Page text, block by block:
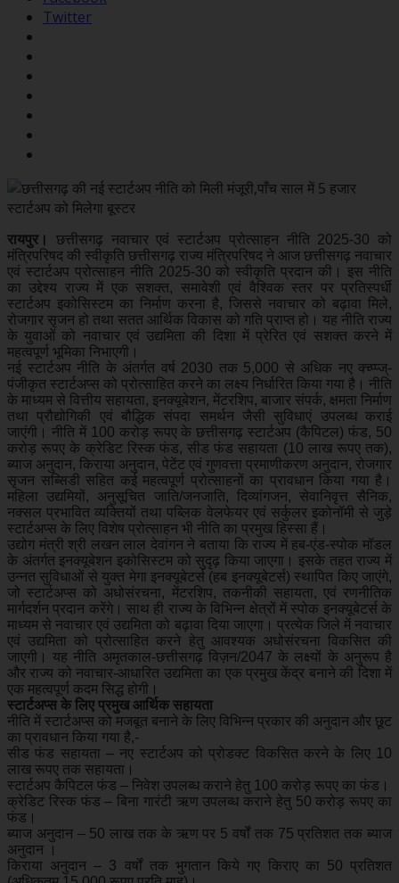
Twitter
रायपुर।
छत्तीसगढ़ नवाचार एवं स्टार्टअप प्रोत्साहन नीति 2025-30 को
मंत्रिपरिषद की स्वीकृति छत्तीसगढ़ राज्य मंत्रिपरिषद ने आज छत्तीसगढ़ नवाचार
एवं स्टार्टअप प्रोत्साहन नीति 2025-30 को स्वीकृति प्रदान की। इस नीति
का उद्देश्य राज्य में एक सशक्त, समावेशी एवं वैश्विक स्तर पर प्रतिस्पर्धी
स्टार्टअप इकोसिस्टम का निर्माण करना है, जिससे नवाचार को बढ़ावा मिले,
रोजगार सृजन हो तथा सतत आर्थिक विकास को गति प्राप्त हो। यह नीति राज्य
के युवाओं को नवाचार एवं उद्यमिता की दिशा में प्रेरित एवं सशक्त करने में
महत्वपूर्ण भूमिका निभाएगी।
नई स्टार्टअप नीति के अंतर्गत वर्ष 2030 तक 5,000 से अधिक नए क्च्प्प्ज्-
पंजीकृत स्टार्टअप्स को प्रोत्साहित करने का लक्ष्य निर्धारित किया गया है। नीति
के माध्यम से वित्तीय सहायता, इनक्यूबेशन, मेंटरशिप, बाजार संपर्क, क्षमता निर्माण
तथा प्रौद्योगिकी एवं बौद्धिक संपदा समर्थन जैसी सुविधाएं उपलब्ध कराई
जाएंगी। नीति में 100 करोड़ रूपए के छत्तीसगढ़ स्टार्टअप (कैपिटल) फंड, 50
करोड़ रूपए के क्रेडिट रिस्क फंड, सीड फंड सहायता (10 लाख रूपए तक),
ब्याज अनुदान, किराया अनुदान, पेटेंट एवं गुणवत्ता प्रमाणीकरण अनुदान, रोजगार
सृजन सब्सिडी सहित कई महत्वपूर्ण प्रोत्साहनों का प्रावधान किया गया है।
महिला उद्यमियों, अनुसूचित जाति/जनजाति, दिव्यांगजन, सेवानिवृत्त सैनिक,
नक्सल प्रभावित व्यक्तियों तथा पब्लिक वेलफेयर एवं सर्कुलर इकोनॉमी से जुड़े
स्टार्टअप्स के लिए विशेष प्रोत्साहन भी नीति का प्रमुख हिस्सा हैं।
उद्योग मंत्री श्री लखन लाल देवांगन ने बताया कि राज्य में हब-एंड-स्पोक मॉडल
के अंतर्गत इनक्यूबेशन इकोसिस्टम को सुदृढ़ किया जाएगा। इसके तहत राज्य में
उन्नत सुविधाओं से युक्त मेगा इनक्यूबेटर्स (हब इनक्यूबेटर्स) स्थापित किए जाएंगे,
जो स्टार्टअप्स को अधोसंरचना, मेंटरशिप, तकनीकी सहायता, एवं रणनीतिक
मार्गदर्शन प्रदान करेंगे। साथ ही राज्य के विभिन्न क्षेत्रों में स्पोक इनक्यूबेटर्स के
माध्यम से नवाचार एवं उद्यमिता को बढ़ावा दिया जाएगा। प्रत्येक जिले में नवाचार
एवं उद्यमिता को प्रोत्साहित करने हेतु आवश्यक अधोसंरचना विकसित की
जाएगी। यह नीति अमृतकाल-छत्तीसगढ़ विज़न/2047 के लक्ष्यों के अनुरूप है
और राज्य को नवाचार-आधारित उद्यमिता का एक प्रमुख केंद्र बनाने की दिशा में
एक महत्वपूर्ण कदम सिद्ध होगी।
स्टार्टअप्स के लिए प्रमुख आर्थिक सहायता
नीति में स्टार्टअप्स को मजबूत बनाने के लिए विभिन्न प्रकार की अनुदान और छूट
का प्रावधान किया गया है,-
सीड फंड सहायता – नए स्टार्टअप को प्रोडक्ट विकसित करने के लिए 10
लाख रूपए तक सहायता।
स्टार्टअप कैपिटल फंड – निवेश उपलब्ध कराने हेतु 100 करोड़ रूपए का फंड।
क्रेडिट रिस्क फंड – बिना गारंटी ऋण उपलब्ध कराने हेतु 50 करोड़ रूपए का
फंड।
ब्याज अनुदान – 50 लाख तक के ऋण पर 5 वर्षों तक 75 प्रतिशत तक ब्याज
अनुदान ।
किराया अनुदान – 3 वर्षों तक भुगतान किये गए किराए का 50 प्रतिशत